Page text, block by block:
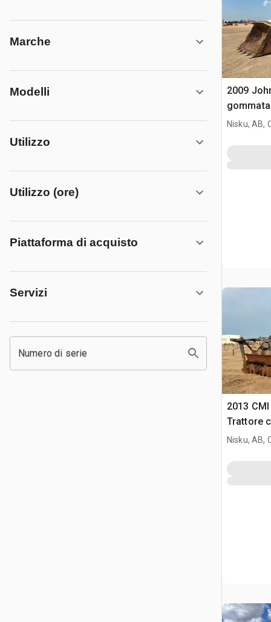
Marche
Modelli
Utilizzo
Utilizzo (ore)
Piattaforma di acquisto
Servizi
Numero di serie
2009
gommata
Nisku, AB,
2013
Trattore
Nisku, AB,